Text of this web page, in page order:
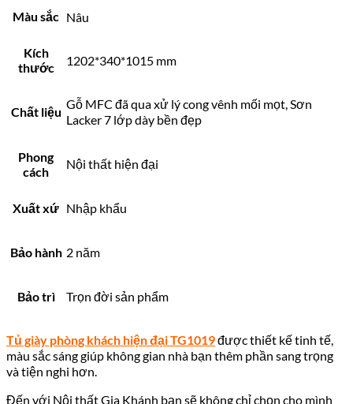
Màu sắc Nâu
Kích
thước
1202*340*1015 mm
Chất liệu
Gỗ MFC đã qua xử lý cong vênh mối mọt, Sơn
Lacker 7 lớp dày bền đẹp
Phong
cách
Nội thất hiện đại
Xuất xứ Nhập khẩu
Bảo hành 2 năm
Bảo trì Trọn đời sản phẩm
Tủ giày phòng khách hiện đại TG1019được thiết kế tinh tế,
màu sắc sáng giúp không gian nhà bạn thêm phần sang trọng
và tiện nghi hơn.
Đến với Nội thất Gia Khánh bạn sẽ không chỉ chọn cho mình